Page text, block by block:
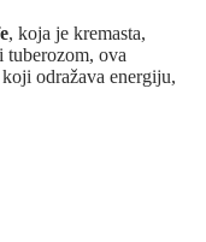
, koja je kremasta,
tuberozom, ova
odražava energiju,